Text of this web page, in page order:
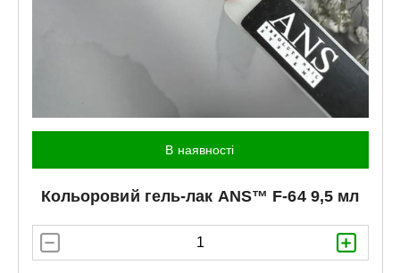
В наявності
Кольоровий гель-лак ANS™ F-64 9,5 мл